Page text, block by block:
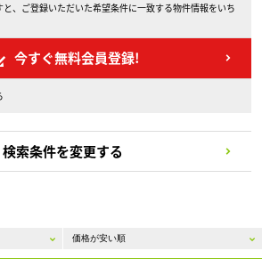
、ご登録いただいた希望条件に一致する物件情報をいち
今すぐ無料会員登録!
検索条件を変更する